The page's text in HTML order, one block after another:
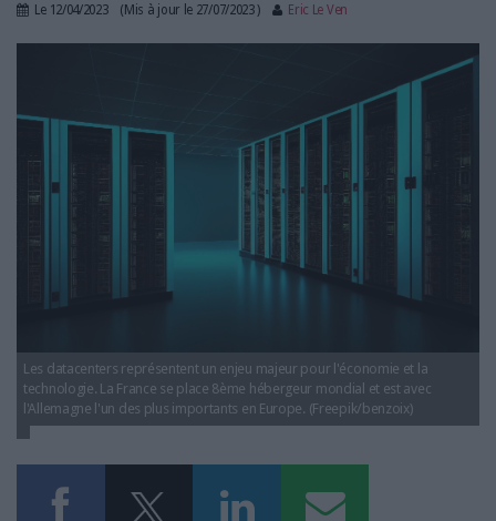
LE MAGAZINE
L'ANNUAIRE DES ACTEURS
LES LIVRES BLANCS
NOS OFFRES D'ABONNEMENTS
Le 12/04/2023 (Mis à jour le 27/07/2023) Eric Le Ven
Les datacenters représentent un enjeu majeur pour l'économie et la
technologie. La France se place 8ème hébergeur mondial et est avec
l'Allemagne l'un des plus importants en Europe. (Freepik/benzoix)